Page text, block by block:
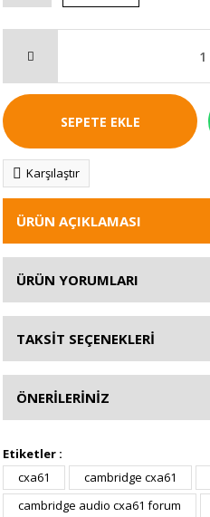
SEPETE EKLE
Karşılaştır
ÜRÜN AÇIKLAMASI
ÜRÜN YORUMLARI
TAKSİT SEÇENEKLERİ
ÖNERİLERİNİZ
Etiketler :
cxa61
cambridge cxa61
cambridge audio cxa61 forum